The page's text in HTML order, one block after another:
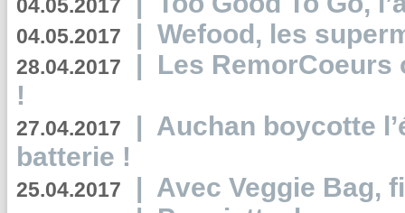
04.05.2017
04.05.2017 | Wefood, les
28.04.2017 | Les RemorCoeurs
!
27.04.2017 | Auchan boycotte
batterie !
25.04.2017 | Avec Veggie Bag,